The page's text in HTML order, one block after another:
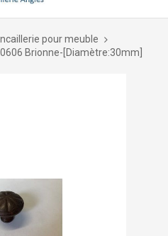
pour meuble
Brionne-[Diamètre:30mm]